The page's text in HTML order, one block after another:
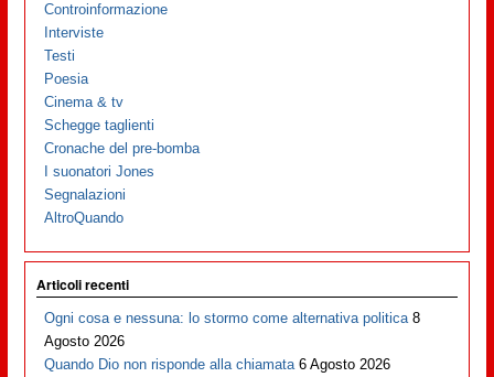
Controinformazione
Interviste
Testi
Poesia
Cinema & tv
Schegge taglienti
Cronache del pre-bomba
I suonatori Jones
Segnalazioni
AltroQuando
Articoli recenti
Ogni cosa e nessuna: lo stormo come alternativa politica 8
Agosto 2026
Quando Dio non risponde alla chiamata 6 Agosto 2026